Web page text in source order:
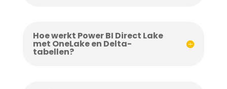
Hoe werkt Power BI Direct Lake
met OneLake en Delta-
tabellen?